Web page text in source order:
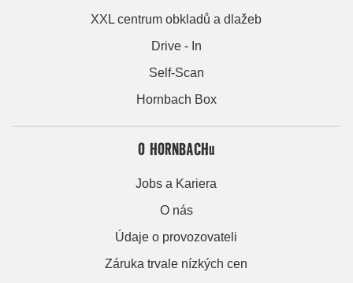
XXL centrum obkladů a dlažeb
Drive - In
Self-Scan
Hornbach Box
O HORNBACHu
Jobs a Kariera
O nás
Údaje o provozovateli
Záruka trvale nízkých cen